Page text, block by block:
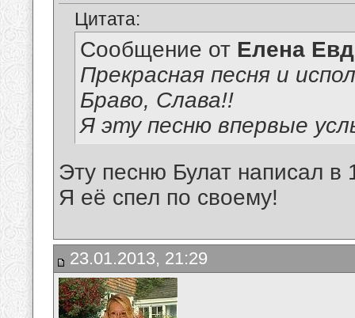
Цитата:
Сообщение от Елена
Прекрасная песня и
Браво, Слава!!
Я эту песню впервые
Эту песню Булат написал в
Я её спел по своему!
23.01.2013, 21:29